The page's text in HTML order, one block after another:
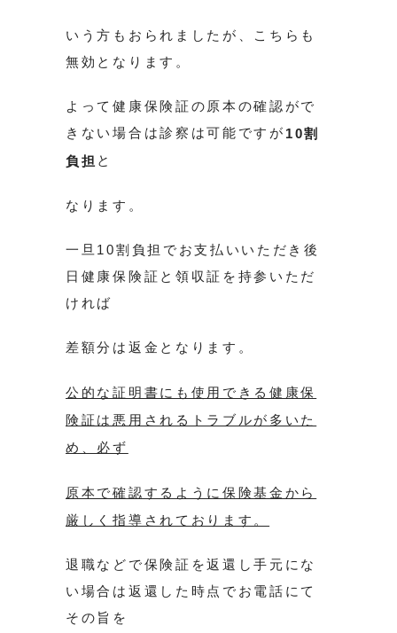
いう方もおられましたが、こちらも
無効となります。
よって健康保険証の原本の確認がで
きない場合は診察は可能ですが 10割
負担 と
なります。
一旦10割負担でお支払いいただき後
日健康保険証と領収証を持参いただ
ければ
差額分は返金となります。
公的な証明書にも使用できる健康保
険証は悪用されるトラブルが多いた
め、必ず
原本で確認するように保険基金から
厳しく指導されております。
退職などで保険証を返還し手元にな
い場合は返還した時点でお電話にて
その旨を